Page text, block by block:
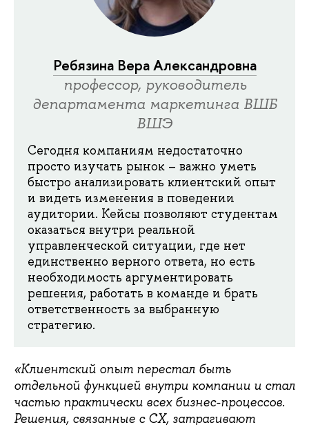
Ребязина Вера Александровна
профессор, руководитель
департамента маркетинга ВШБ
ВШЭ
Сегодня компаниям недостаточно
просто изучать рынок – важно уметь
быстро анализировать клиентский опыт
и видеть изменения в поведении
аудитории. Кейсы позволяют студентам
оказаться внутри реальной
управленческой ситуации, где нет
единственно верного ответа, но есть
необходимость аргументировать
решения, работать в команде и брать
ответственность за выбранную
стратегию.
«Клиентский опыт перестал быть
отдельной функцией внутри компании и стал
частью практически всех бизнес-процессов.
Решения, связанные с CX, затрагивают